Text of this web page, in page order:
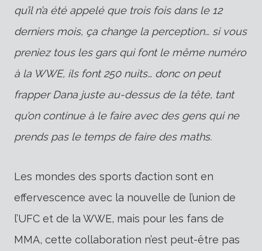
qu’il n’a été appelé que trois fois dans le 12
derniers mois, ça change la perception… si vous
preniez tous les gars qui font le même numéro
à la WWE, ils font 250 nuits… donc on peut
frapper Dana juste au-dessus de la tête, tant
qu’on continue à le faire avec des gens qui ne
prends pas le temps de faire des maths.
Les mondes des sports d’action sont en
effervescence avec la nouvelle de l’union de
l’UFC et de la WWE, mais pour les fans de
MMA, cette collaboration n’est peut-être pas